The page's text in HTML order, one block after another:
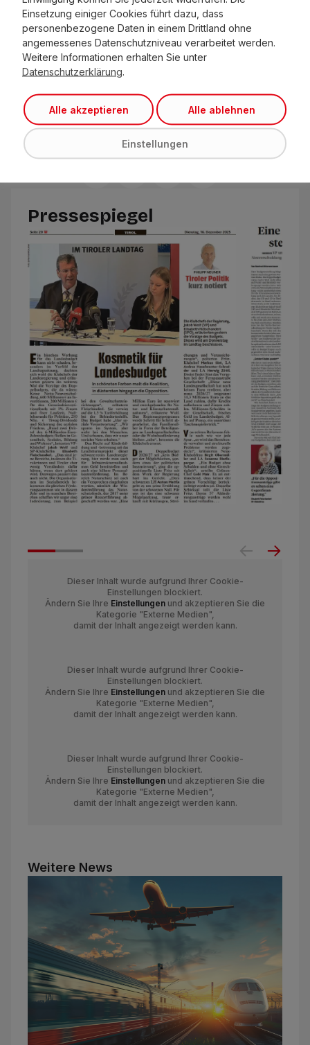
Weitere News
Angesichts steigender Insolvenzen warnt er:
„Wenn der Förderwille fehlt, sinken
Gründungsbereitschaft und Innovationskraft“, so
Zöttl abschließend.
ORF Tirol Heute 15.15.2025
https://on.orf.at/video/14303969/tirol-heute-
vom-15122025
Pressespiegel
Dieser Inhalt wurde aufgrund Ihrer Cookie-
Einstellungen blockiert.
Ändern Sie Ihre Einstellungen und akzeptieren Sie die
Kategorie "Externe Medien",
damit der Inhalt angezeigt werden kann.
Dieser Inhalt wurde aufgrund Ihrer Cookie-
Einstellungen blockiert.
Ändern Sie Ihre Einstellungen und akzeptieren Sie die
Kategorie "Externe Medien",
damit der Inhalt angezeigt werden kann.
Dieser Inhalt wurde aufgrund Ihrer Cookie-
Einstellungen blockiert.
Ändern Sie Ihre Einstellungen und akzeptieren Sie die
Kategorie "Externe Medien",
damit der Inhalt angezeigt werden kann.
Einsetzung einiger Cookies führt dazu, dass
personenbezogene Daten in einem Drittland ohne
angemessenes Datenschutzniveau verarbeitet werden.
Weitere Informationen erhalten Sie unter
Datenschutzerklärung.
Alle akzeptieren Alle ablehnen
Einstellungen